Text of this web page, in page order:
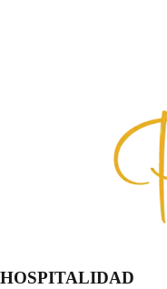
HOSPITALIDAD